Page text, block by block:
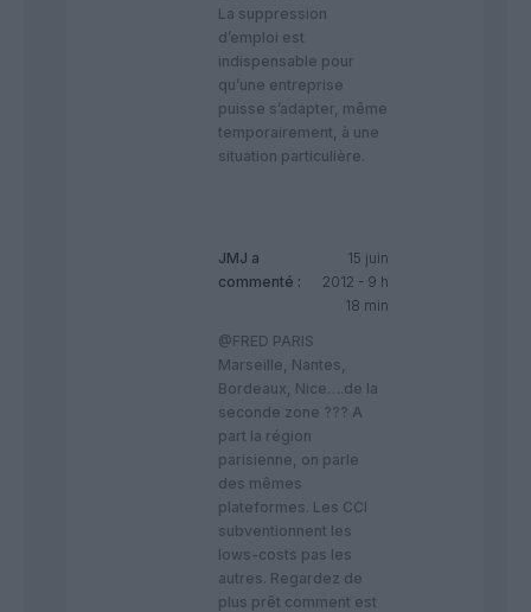
La suppression
d’emploi est
indispensable pour
qu’une entreprise
puisse s’adapter, même
temporairement, à une
situation particulière.
JMJ a
commenté :
15 juin
2012 - 9 h
18 min
@FRED PARIS
Marseille, Nantes,
Bordeaux, Nice….de la
seconde zone ??? A
part la région
parisienne, on parle
des mêmes
plateformes. Les CCI
subventionnent les
lows-costs pas les
autres. Regardez de
plus prêt comment est